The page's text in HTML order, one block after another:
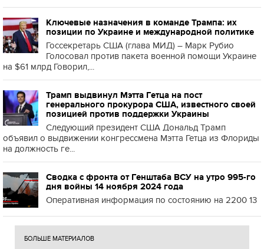
Ключевые назначения в команде Трампа: их
позиции по Украине и международной политике
Госсекретарь США (глава МИД) – Марк Рубио
Голосовал против пакета военной помощи Украине
на $61 млрд Говорил,...
Трамп выдвинул Мэтта Гетца на пост
генерального прокурора США, известного своей
позицией против поддержки Украины
Следующий президент США Дональд Трамп
объявил о выдвижении конгрессмена Мэтта Гетца из Флориды
на должность ге...
Сводка с фронта от Генштаба ВСУ на утро 995-го
дня войны 14 ноября 2024 года
Оперативная информация по состоянию на 2200 13
БОЛЬШЕ МАТЕРИАЛОВ